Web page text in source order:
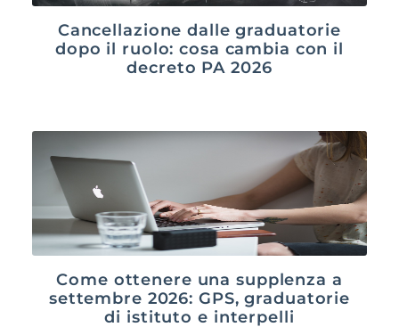
Cancellazione dalle graduatorie
dopo il ruolo: cosa cambia con il
decreto PA 2026
Come ottenere una supplenza a
settembre 2026: GPS, graduatorie
di istituto e interpelli